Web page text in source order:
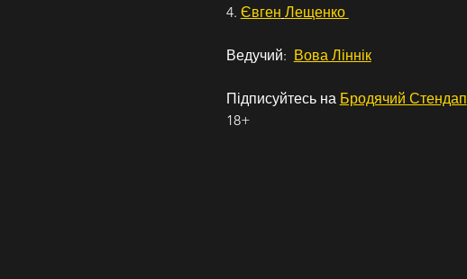
4. Євген Лещенко
Ведучий: Вова Ліннік
Підписуйтесь на Бродячий Стендап
18+